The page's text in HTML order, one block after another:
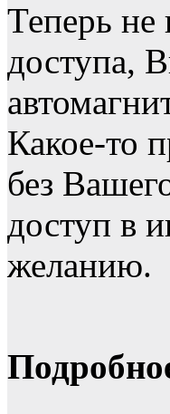
Теперь не
доступа,
Какое-то
без
доступ в
желанию.